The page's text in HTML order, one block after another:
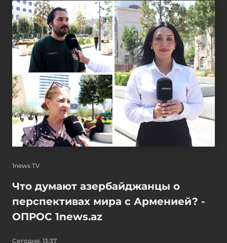
1news TV
Что думают азербайджанцы о
перспективах мира с Арменией? -
ОПРОС 1news.az
Сегодня, 13:37